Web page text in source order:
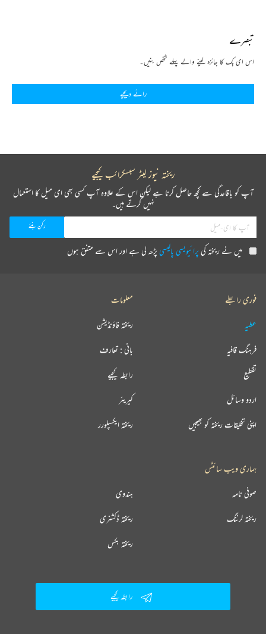
تبصرے
اس ای بک کا جائزہ لینے والے پہلے شخص بنیں۔
رائے دیجیے
ریختہ نیوز لیٹر سبسکرائب کیجیے
آپ کو باقاعدگی سے کچھ حاصل کرنا ہے لیکن اس کے علاوہ آپ کسی بھی ای میل کا استعمال
نہیں کرتے ہیں۔
میں نے ریختہ کیپرائیویسی پالیسیپڑھ لی ہے اور اس سے متفق ہوں
فوری رابطے
عطیہ
فرہنگ قافیہ
تقطیع
اردو وسائل
اپنی تخلیقات ریختہ کو بھیجیں
معلومات
ریختہ فاؤنڈیشن
بانی : تعارف
رابطہ کیجیے
کیریئر
ریختہ ایکسپلورر
ہماری ویب سائٹس
ہندوی صوفی نامہ
ریختہ ڈکشنری ریختہ لرننگ
ریختہ بکس
رابطہ کیجیے